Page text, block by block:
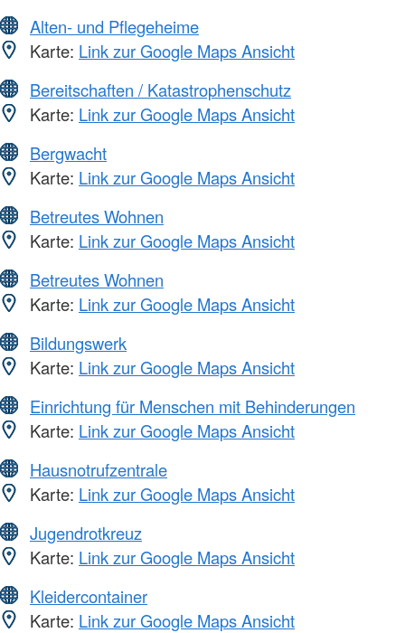
Alten- und Pflegeheime
Karte: Link zur Google Maps Ansicht
Bereitschaften / Katastrophenschutz
Karte: Link zur Google Maps Ansicht
Bergwacht
Karte: Link zur Google Maps Ansicht
Betreutes Wohnen
Karte: Link zur Google Maps Ansicht
Betreutes Wohnen
Karte: Link zur Google Maps Ansicht
Bildungswerk
Karte: Link zur Google Maps Ansicht
Einrichtung für Menschen mit Behinderungen
Karte: Link zur Google Maps Ansicht
Hausnotrufzentrale
Karte: Link zur Google Maps Ansicht
Jugendrotkreuz
Karte: Link zur Google Maps Ansicht
Kleidercontainer
Karte: Link zur Google Maps Ansicht